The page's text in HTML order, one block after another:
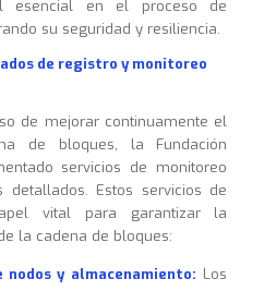
esencial en el proceso de
su seguridad y resiliencia.
de registro y monitoreo
de mejorar continuamente el
de bloques, la Fundación
servicios de monitoreo
Estos servicios de
vital para garantizar la
la cadena de bloques:
nodos y almacenamiento: Los